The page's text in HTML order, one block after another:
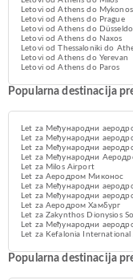
Letovi od Athens do Mykonos
Letovi od Athens do Prague
Letovi od Athens do
Letovi od Athens do Naxos
Letovi od Thessaloniki do
Letovi od Athens do Yerevan
Letovi od Athens do Paros
Popularna destinacija
Let za Међународни
Let za Међународни
Let za Међународни
Let za Међународни
Let za Milos Airport
Let za Аеродром Миконос
Let za Међународни
Let za Међународни
Let za Аеродром Хамбург
Let za Zakynthos Dionysios
Let za Међународни
Let za Kefalonia
Popularna destinacija